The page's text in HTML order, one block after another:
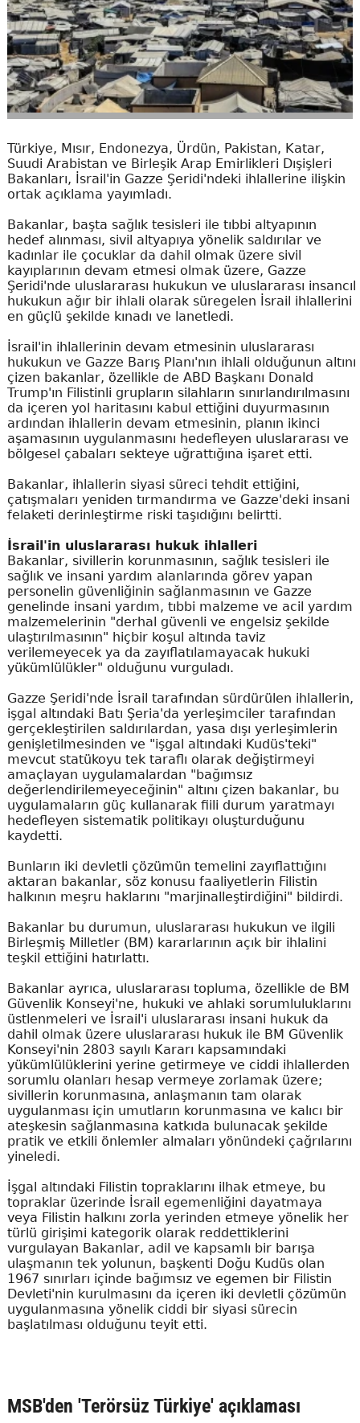
Türkiye, Mısır, Endonezya, Ürdün, Pakistan, Katar,
Suudi Arabistan ve Birleşik Arap Emirlikleri Dışişleri
Bakanları, İsrail'in Gazze Şeridi'ndeki ihlallerine ilişkin
ortak açıklama yayımladı.
Bakanlar, başta sağlık tesisleri ile tıbbi altyapının
hedef alınması, sivil altyapıya yönelik saldırılar ve
kadınlar ile çocuklar da dahil olmak üzere sivil
kayıplarının devam etmesi olmak üzere, Gazze
Şeridi'nde uluslararası hukukun ve uluslararası insancıl
hukukun ağır bir ihlali olarak süregelen İsrail ihlallerini
en güçlü şekilde kınadı ve lanetledi.
İsrail'in ihlallerinin devam etmesinin uluslararası
hukukun ve Gazze Barış Planı'nın ihlali olduğunun altını
çizen bakanlar, özellikle de ABD Başkanı Donald
Trump'ın Filistinli grupların silahların sınırlandırılmasını
da içeren yol haritasını kabul ettiğini duyurmasının
ardından ihlallerin devam etmesinin, planın ikinci
aşamasının uygulanmasını hedefleyen uluslararası ve
bölgesel çabaları sekteye uğrattığına işaret etti.
Bakanlar, ihlallerin siyasi süreci tehdit ettiğini,
çatışmaları yeniden tırmandırma ve Gazze'deki insani
felaketi derinleştirme riski taşıdığını belirtti.
İsrail'in uluslararası hukuk ihlalleri
Bakanlar, sivillerin korunmasının, sağlık tesisleri ile
sağlık ve insani yardım alanlarında görev yapan
personelin güvenliğinin sağlanmasının ve Gazze
genelinde insani yardım, tıbbi malzeme ve acil yardım
malzemelerinin "derhal güvenli ve engelsiz şekilde
ulaştırılmasının" hiçbir koşul altında taviz
verilemeyecek ya da zayıflatılamayacak hukuki
yükümlülükler" olduğunu vurguladı.
Gazze Şeridi'nde İsrail tarafından sürdürülen ihlallerin,
işgal altındaki Batı Şeria'da yerleşimciler tarafından
gerçekleştirilen saldırılardan, yasa dışı yerleşimlerin
genişletilmesinden ve "işgal altındaki Kudüs'teki"
mevcut statükoyu tek taraflı olarak değiştirmeyi
amaçlayan uygulamalardan "bağımsız
değerlendirilemeyeceğinin" altını çizen bakanlar, bu
uygulamaların güç kullanarak fiili durum yaratmayı
hedefleyen sistematik politikayı oluşturduğunu
kaydetti.
Bunların iki devletli çözümün temelini zayıflattığını
aktaran bakanlar, söz konusu faaliyetlerin Filistin
halkının meşru haklarını "marjinalleştirdiğini" bildirdi.
Bakanlar bu durumun, uluslararası hukukun ve ilgili
Birleşmiş Milletler (BM) kararlarının açık bir ihlalini
teşkil ettiğini hatırlattı.
Bakanlar ayrıca, uluslararası topluma, özellikle de BM
Güvenlik Konseyi'ne, hukuki ve ahlaki sorumluluklarını
üstlenmeleri ve İsrail'i uluslararası insani hukuk da
dahil olmak üzere uluslararası hukuk ile BM Güvenlik
Konseyi'nin 2803 sayılı Kararı kapsamındaki
yükümlülüklerini yerine getirmeye ve ciddi ihlallerden
sorumlu olanları hesap vermeye zorlamak üzere;
sivillerin korunmasına, anlaşmanın tam olarak
uygulanması için umutların korunmasına ve kalıcı bir
ateşkesin sağlanmasına katkıda bulunacak şekilde
pratik ve etkili önlemler almaları yönündeki çağrılarını
yineledi.
İşgal altındaki Filistin topraklarını ilhak etmeye, bu
topraklar üzerinde İsrail egemenliğini dayatmaya
veya Filistin halkını zorla yerinden etmeye yönelik her
türlü girişimi kategorik olarak reddettiklerini
vurgulayan Bakanlar, adil ve kapsamlı bir barışa
ulaşmanın tek yolunun, başkenti Doğu Kudüs olan
1967 sınırları içinde bağımsız ve egemen bir Filistin
Devleti'nin kurulmasını da içeren iki devletli çözümün
uygulanmasına yönelik ciddi bir siyasi sürecin
başlatılması olduğunu teyit etti.
MSB'den 'Terörsüz Türkiye' açıklaması